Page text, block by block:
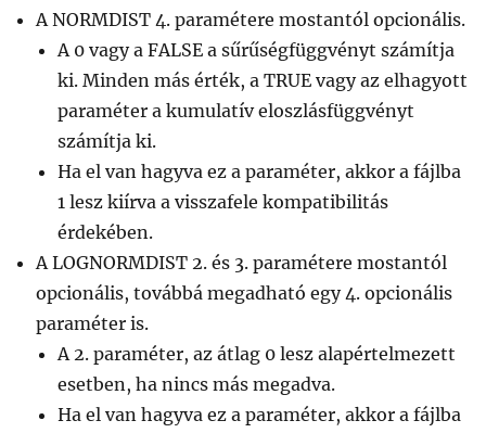
A NORMDIST 4. paramétere mostantól opcionális.
A 0 vagy a FALSE a sűrűségfüggvényt számítja
ki. Minden más érték, a TRUE vagy az elhagyott
paraméter a kumulatív eloszlásfüggvényt
számítja ki.
Ha el van hagyva ez a paraméter, akkor a fájlba
1 lesz kiírva a visszafele kompatibilitás
érdekében.
A LOGNORMDIST 2. és 3. paramétere mostantól
opcionális, továbbá megadható egy 4. opcionális
paraméter is.
A 2. paraméter, az átlag 0 lesz alapértelmezett
esetben, ha nincs más megadva.
Ha el van hagyva ez a paraméter, akkor a fájlba